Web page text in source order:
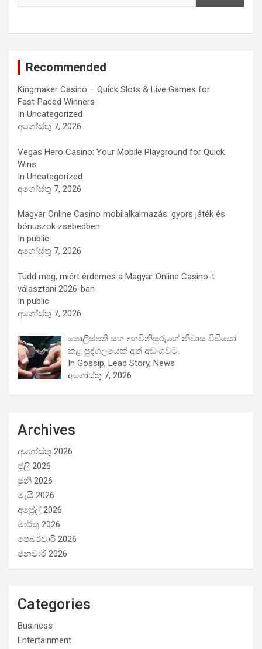
Recommended
Kingmaker Casino – Quick Slots & Live Games for
Fast‑Paced Winners
In Uncategorized
අගෝස්තු 7, 2026
Vegas Hero Casino: Your Mobile Playground for Quick
Wins
In Uncategorized
අගෝස්තු 7, 2026
Magyar Online Casino mobilalkalmazás: gyors játék és
bónuszok zsebedben
In public
අගෝස්තු 7, 2026
Tudd meg, miért érdemes a Magyar Online Casino-t
választani 2026-ban
In public
අගෝස්තු 7, 2026
පොලිස්පති සහ අගවිනිසුරුගේ නිවාස වීඩියෝ
කළ පුද්ගලයෙක් අත් අඩංගුවට.
In Gossip, Lead Story, News
අගෝස්තු 7, 2026
Archives
අගෝස්තු 2026
ජූලි 2026
ජූනි 2026
මැයි 2026
අප්‍රේල් 2026
මාර්තු 2026
පෙබරවාරි 2026
ජනවාරි 2026
Categories
Business
Entertainment